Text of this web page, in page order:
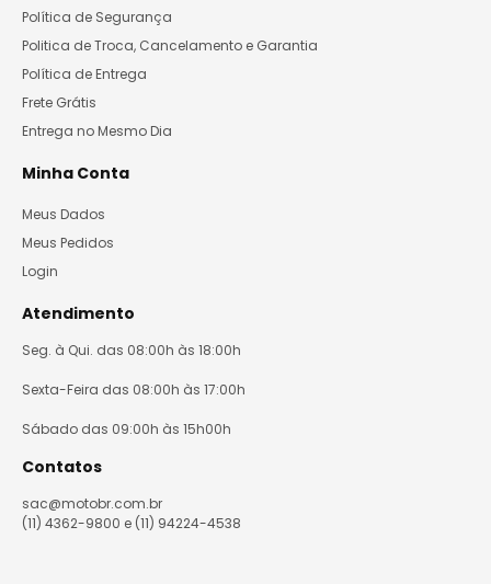
Política de Segurança
Politica de Troca, Cancelamento e Garantia
Política de Entrega
Frete Grátis
Entrega no Mesmo Dia
Minha Conta
Meus Dados
Meus Pedidos
Login
Atendimento
Seg. à Qui. das 08:00h às 18:00h
Sexta-Feira das 08:00h às 17:00h
Sábado das 09:00h às 15h00h
Contatos
sac@motobr.com.br
(11) 4362-9800 e (11) 94224-4538